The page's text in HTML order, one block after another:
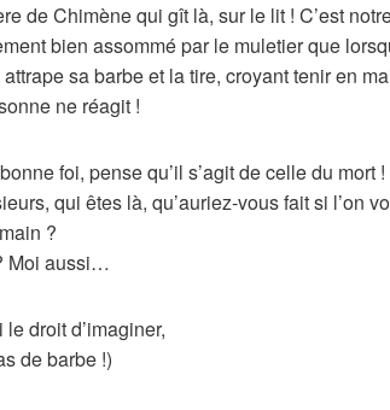
deChimènequi gît là, sur le lit ! C’est
bien assommé par le muletier que
attrape sa barbe et la tire, croyant tenir en
ne réagit !
foi, pense qu’il s’agit de celle du mort !
qui êtes là, qu’auriez-vous fait si l’on
?
Moi aussi…
droit d’imaginer,
de barbe !)